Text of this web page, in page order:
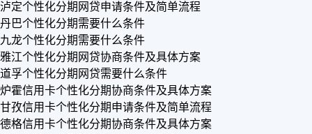
泸定个性化分期网贷申请条件及简单流程
丹巴个性化分期需要什么条件
九龙个性化分期需要什么条件
雅江个性化分期网贷协商条件及具体方案
道孚个性化分期网贷需要什么条件
炉霍信用卡个性化分期协商条件及具体方案
甘孜信用卡个性化分期申请条件及简单流程
德格信用卡个性化分期协商条件及具体方案